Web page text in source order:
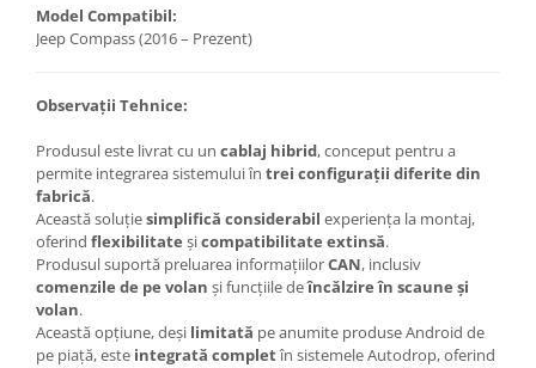
Model Compatibil:
Jeep Compass (2016 – Prezent)
Observații Tehnice:
Produsul este livrat cu un cablaj hibrid, conceput pentru a
permite integrarea sistemului în trei configurații diferite din
fabrică.
Această soluțiesimplifică considerabil experiența la montaj,
oferind flexibilitate șicompatibilitate extinsă.
Produsul suportă preluarea informațiilorCAN, inclusiv
comenzile de pe volan și funcțiile deîncălzire în scaune și
volan.
Această opțiune, deși limitată pe anumite produse Android de
pe piață, este integrată completîn sistemele Autodrop, oferind